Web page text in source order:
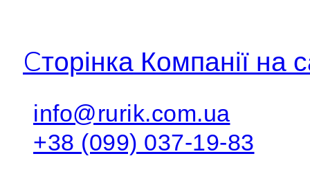
Cторінка Компанії на
info@rurik.com.ua
+38 (099) 037-19-83